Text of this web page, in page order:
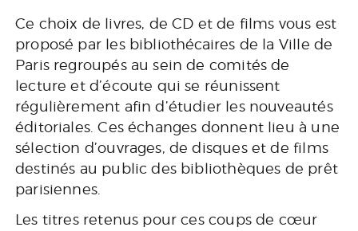
Ce choix de livres, de CD et de films vous est
proposé par les bibliothécaires de la Ville de
Paris regroupés au sein de comités de
lecture et d’écoute qui se réunissent
régulièrement afin d’étudier les nouveautés
éditoriales. Ces échanges donnent lieu à une
sélection d’ouvrages, de disques et de films
destinés au public des bibliothèques de prêt
parisiennes.
Les titres retenus pour ces coups de cœur